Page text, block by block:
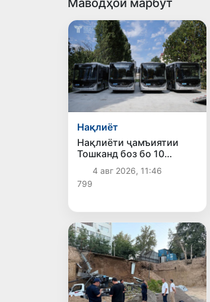
Нақлиёт
Нақлиёти ҷамъиятии
Тошканд боз бо 10
электробуси замонавӣ
пурра шуд
4 авг 2026, 11:46
799